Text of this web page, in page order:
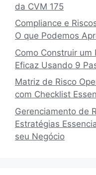
da CVM 175
Compliance e
O que Podemos
Como Construir um
Eficaz Usando 9
Matriz de Risco
com Checklist
Gerenciamento de
Estratégias
seu Negócio